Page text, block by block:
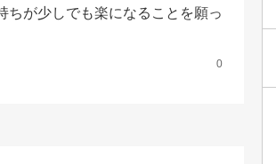
ちが少しでも楽になることを願っ
0